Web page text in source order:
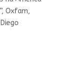
Oxfam,